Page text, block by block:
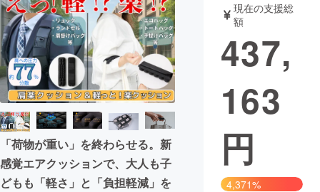
テクノロジー・ガジェット
映像・映画 書籍・雑誌
ビジネス・起業 チャレンジ
まちづくり・地域活性化
CAMPFIRE for Social Good
CAMPFIRE Creation
「荷物が重い」を終わらせる。新
感覚エアクッションで、大人も子
どもも「軽さ」と「負担軽減」を
現在の支援総
額
437,
163
円
4,371%